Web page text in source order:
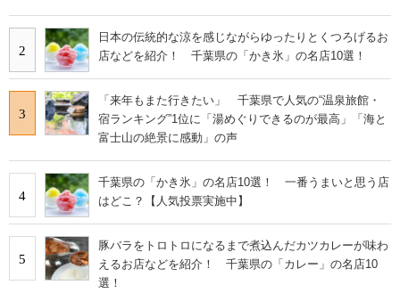
2
日本の伝統的な涼を感じながらゆったりとくつろげるお
店などを紹介！ 千葉県の「かき氷」の名店10選！
3
「来年もまた行きたい」 千葉県で人気の“温泉旅館・
宿ランキング”1位に「湯めぐりできるのが最高」「海と
富士山の絶景に感動」の声
4
千葉県の「かき氷」の名店10選！ 一番うまいと思う店
はどこ？【人気投票実施中】
5
豚バラをトロトロになるまで煮込んだカツカレーが味わ
えるお店などを紹介！ 千葉県の「カレー」の名店10
選！